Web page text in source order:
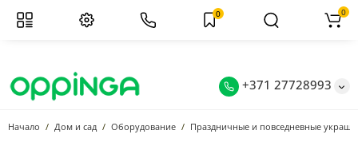
+371 27728993
0 0
Начало Дом и сад Оборудование Праздничные и повседневные